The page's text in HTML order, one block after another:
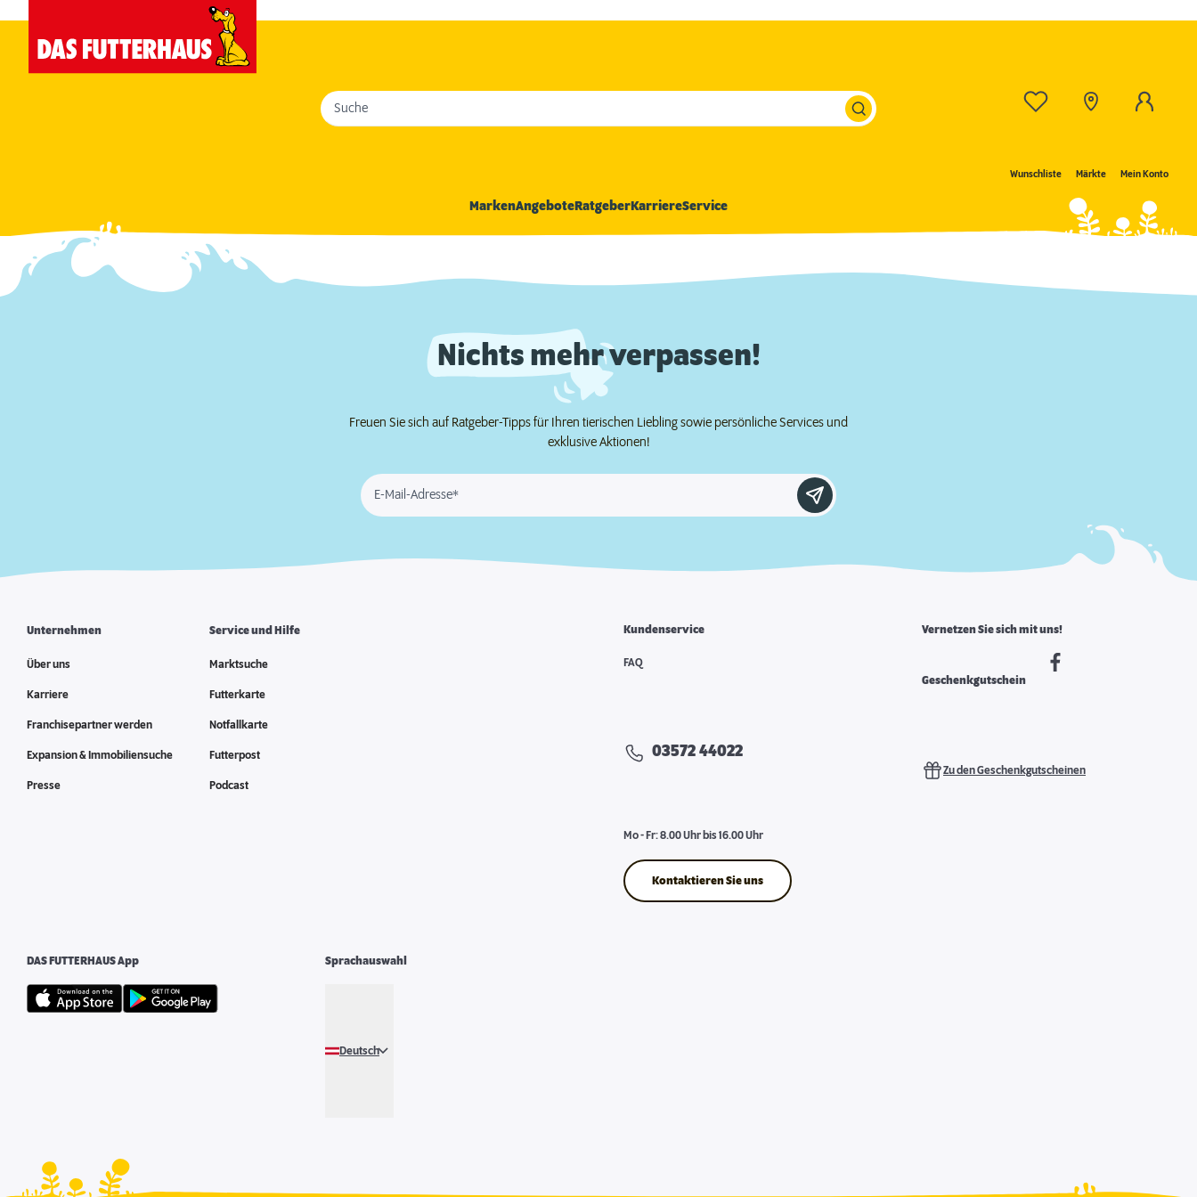
Wunschliste Märkte Mein Konto
Suche
MarkenAngeboteRatgeberKarriereService
Nichts mehr verpassen!
Freuen Sie sich auf Ratgeber-Tipps für Ihren tierischen Liebling sowie persönliche Services und
exklusive Aktionen!
E-Mail-Adresse*
Unternehmen
Über uns
Karriere
Franchisepartner werden
Expansion & Immobiliensuche
Presse
Service und Hilfe
Marktsuche
Futterkarte
Notfallkarte
Futterpost
Podcast
Kundenservice
FAQ
03572 44022
Mo - Fr: 8.00 Uhr bis 16.00 Uhr
Kontaktieren Sie uns
Vernetzen Sie sich mit uns!
Geschenkgutschein
Zu den Geschenkgutscheinen
DAS FUTTERHAUS App Sprachauswahl
Deutsch